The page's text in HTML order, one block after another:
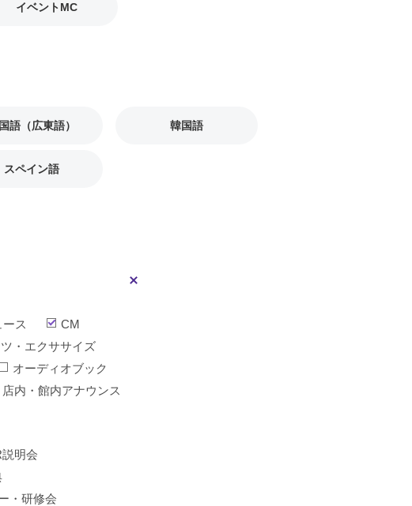
イベントMC
語（広東語） 韓国語
スペイン語
ース
CM
・エクササイズ
オーディオブック
店内・館内アナウンス
明会
・研修会